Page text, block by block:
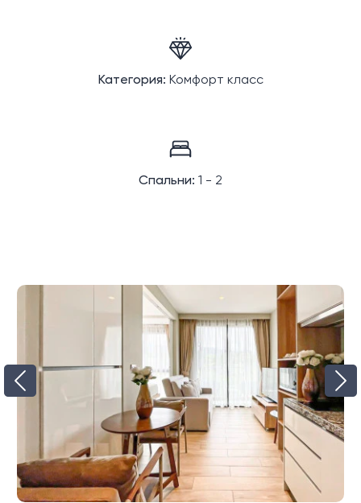
Категория: Комфорт класс
Спальни: 1 - 2